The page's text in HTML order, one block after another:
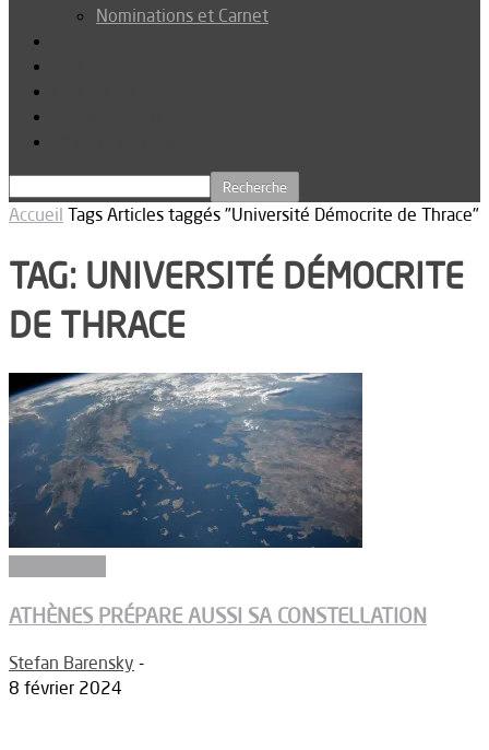
Nominations et Carnet
Accueil Tags Articles taggés "Université Démocrite de Thrace"
TAG: UNIVERSITÉ DÉMOCRITE
DE THRACE
ATHÈNES PRÉPARE AUSSI SA CONSTELLATION
Stefan Barensky -
8 février 2024